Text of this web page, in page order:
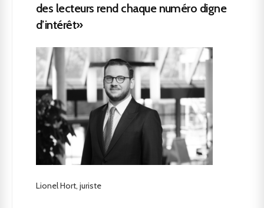
des lecteurs rend chaque numéro digne
d’intérêt»
Lionel Hort, juriste